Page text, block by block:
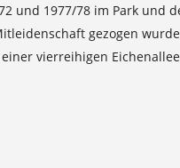
1977/78 im Park und
gezogen
vierreihigen